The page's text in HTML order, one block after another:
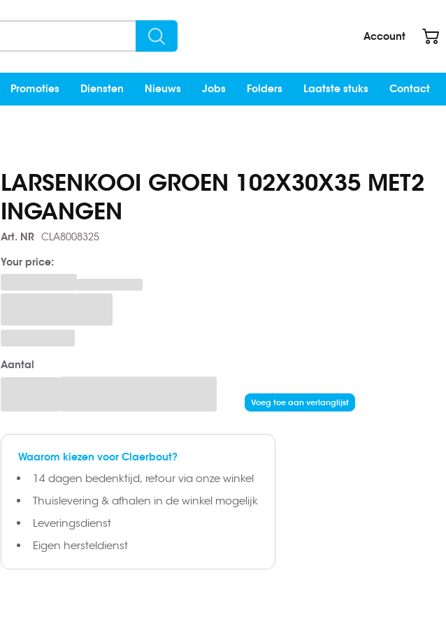
Account
Search
Promoties Diensten Nieuws Jobs Folders Laatste stuks Contact
LARSENKOOI GROEN 102X30X35 MET2
INGANGEN
Art. NR CLA8008325
Your price:
Aantal
Voeg toe aan verlanglijst
Waarom kiezen voor Claerbout?
14 dagen bedenktijd, retour via onze winkel
Thuislevering & afhalen in de winkel mogelijk
Leveringsdienst
Eigen hersteldienst